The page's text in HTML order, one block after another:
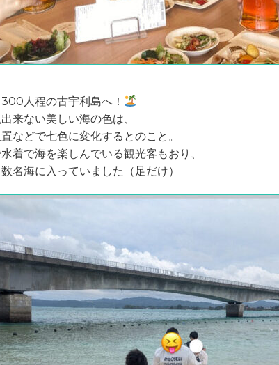
人程の古宇利島へ！
来ない美しい海の色は、
などで七色に変化するとのこと。
着で海を楽しんでいる観光客もおり、
名海に入っていました（足だけ）